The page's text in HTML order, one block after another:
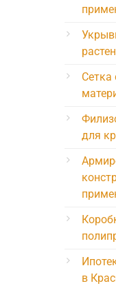
Сетка
для
в